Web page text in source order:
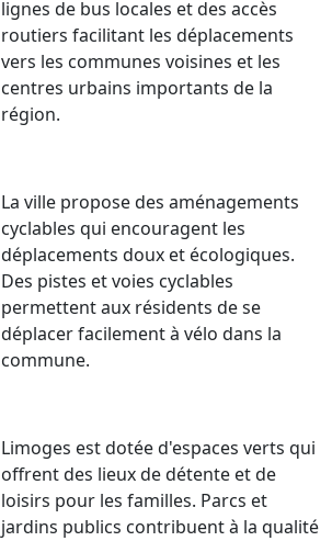
lignes de bus locales et des accès
routiers facilitant les déplacements
vers les communes voisines et les
centres urbains importants de la
région.
La ville propose des aménagements
cyclables qui encouragent les
déplacements doux et écologiques.
Des pistes et voies cyclables
permettent aux résidents de se
déplacer facilement à vélo dans la
commune.
Limoges est dotée d'espaces verts qui
offrent des lieux de détente et de
loisirs pour les familles. Parcs et
jardins publics contribuent à la qualité